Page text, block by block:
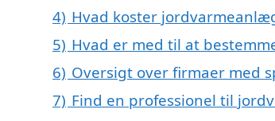
4) Hvad koster
5) Hvad er med til at
6) Oversigt over firmaer med
7) Find en professionel til